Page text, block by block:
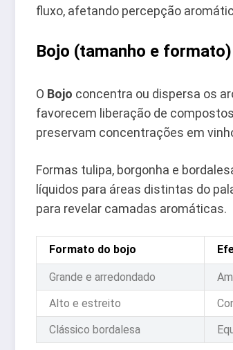
fluxo, afetando percepção
Bojo (tamanho e formato)
O Bojo concentra ou dispersa os
favorecem liberação de
preservam concentrações em
Formas tulipa, borgonha e
líquidos para áreas distintas do
para revelar camadas aromáticas.
Formato do bojo
Grande e arredondado
Alto e estreito
Clássico bordalesa